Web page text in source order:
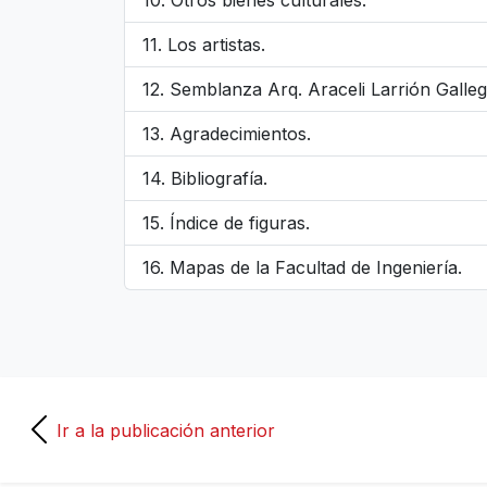
Los artistas.
Semblanza Arq. Araceli Larrión
Agradecimientos.
Bibliografía.
Índice de figuras.
Mapas de la Facultad de Ingeniería.
Ir a la publicación anterior